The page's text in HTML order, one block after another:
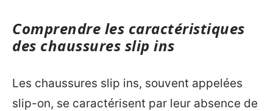
Comprendre les caractéristiques
des chaussures slip ins
Les chaussures slip ins, souvent appelées
slip-on, se caractérisent par leur absence de